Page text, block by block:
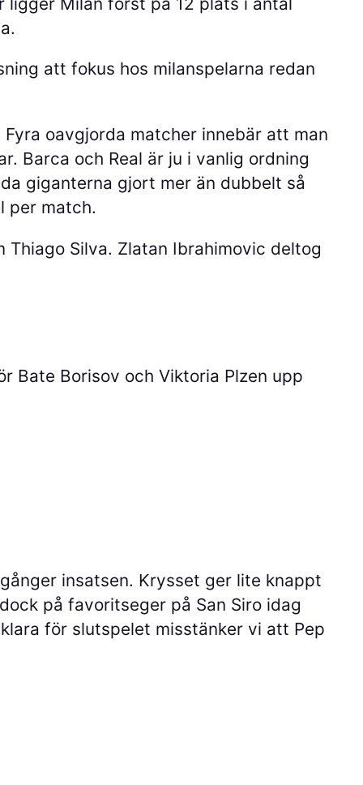
att fokus hos milanspelarna redan
oavgjorda matcher innebär att man
Barca och Real är ju i vanlig ordning
giganterna gjort mer än dubbelt så
per match.
Silva. Zlatan Ibrahimovic deltog
Bate Borisov och Viktoria Plzen upp
insatsen. Krysset ger lite knappt
på favoritseger på San Siro idag
för slutspelet misstänker vi att Pep